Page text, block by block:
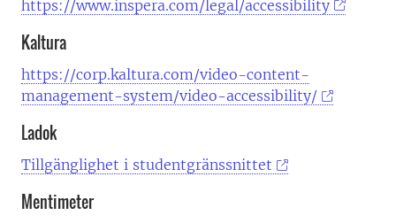
https://www.inspera.com/legal/accessibility
Kaltura
https://corp.kaltura.com/video-content-
management-system/video-accessibility/
Ladok
Tillgänglighet i studentgränssnittet
Mentimeter